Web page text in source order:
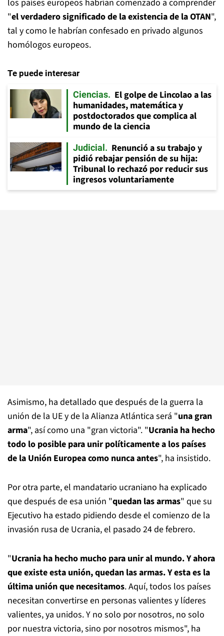
los países europeos habrían comenzado a comprender
"el verdadero significado de la existencia de la OTAN",
tal y como le habrían confesado en privado algunos
homólogos europeos.
Te puede interesar
Ciencias
El golpe de Lincolao a las
humanidades, matemática y
postdoctorados que complica al
mundo de la ciencia
Judicial
Renunció a su trabajo y
pidió rebajar pensión de su hija:
Tribunal lo rechazó por reducir sus
ingresos voluntariamente
Asimismo, ha detallado que después de la guerra la
unión de la UE y de la Alianza Atlántica será "una gran
arma", así como una "gran victoria". "Ucrania ha hecho
todo lo posible para unir políticamente a los países
de la Unión Europea como nunca antes", ha insistido.
Por otra parte, el mandatario ucraniano ha explicado
que después de esa unión "quedan las armas" que su
Ejecutivo ha estado pidiendo desde el comienzo de la
invasión rusa de Ucrania, el pasado 24 de febrero.
"Ucrania ha hecho mucho para unir al mundo. Y ahora
que existe esta unión, quedan las armas. Y esta es la
última unión que necesitamos. Aquí, todos los países
necesitan convertirse en personas valientes y líderes
valientes, ya unidos. Y no solo por nosotros, no solo
por nuestra victoria, sino por nosotros mismos", ha